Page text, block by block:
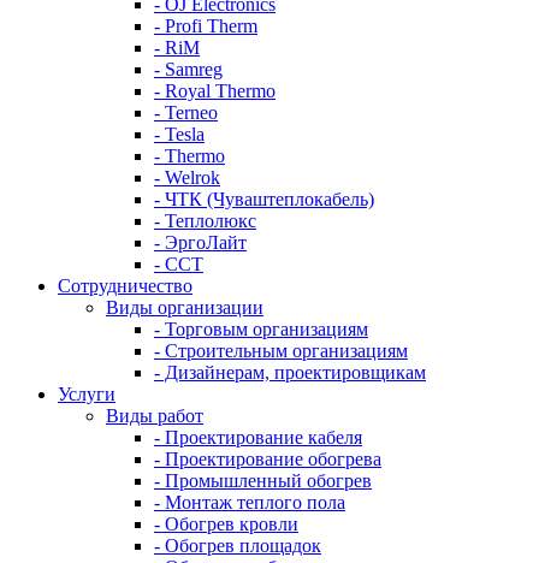
- OJ Electronics
- Profi Therm
- RiM
- Samreg
- Royal Thermo
- Terneo
- Tesla
- Thermo
- Welrok
- ЧТК (Чуваштеплокабель)
- Теплолюкс
- ЭргоЛайт
- ССТ
Сотрудничество
Виды организации
- Торговым организациям
- Строительным организациям
- Дизайнерам, проектировщикам
Услуги
Виды работ
- Проектирование кабеля
- Проектирование обогрева
- Промышленный обогрев
- Монтаж теплого пола
- Обогрев кровли
- Обогрев площадок